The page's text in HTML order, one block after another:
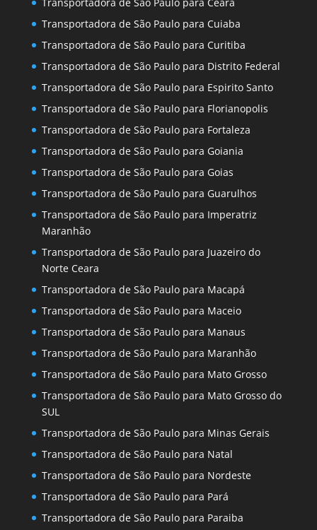
Transportadora de São Paulo para Cuiaba
Transportadora de São Paulo para Curitiba
Transportadora de São Paulo para Distrito Federal
Transportadora de São Paulo para Espirito Santo
Transportadora de São Paulo para Florianopolis
Transportadora de São Paulo para Fortaleza
Transportadora de São Paulo para Goiania
Transportadora de São Paulo para Goias
Transportadora de São Paulo para Guarulhos
Transportadora de São Paulo para Imperatriz
Maranhão
Transportadora de São Paulo para Juazeiro do
Norte Ceara
Transportadora de São Paulo para Macapá
Transportadora de São Paulo para Maceio
Transportadora de São Paulo para Manaus
Transportadora de São Paulo para Maranhão
Transportadora de São Paulo para Mato Grosso
Transportadora de São Paulo para Mato Grosso do
SUL
Transportadora de São Paulo para Minas Gerais
Transportadora de São Paulo para Natal
Transportadora de São Paulo para Nordeste
Transportadora de São Paulo para Pará
Transportadora de São Paulo para Paraiba